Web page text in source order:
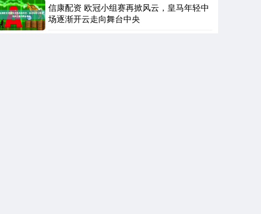
信康配资 欧冠小组赛再掀风云，皇马年轻中
场逐渐开云走向舞台中央